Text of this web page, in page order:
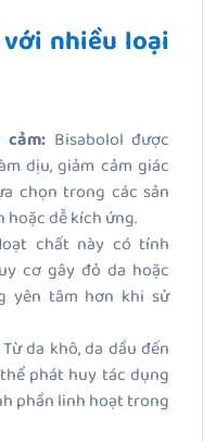
nhiều loại
Bisabolol được
dịu, giảm cảm giác
chọn trong các sản
hoặc dễ kích ứng.
chất này có tính
cơ gây đỏ da hoặc
yên tâm hơn khi sử
Từ da khô, da dầu đến
phát huy tác dụng
phần linh hoạt trong